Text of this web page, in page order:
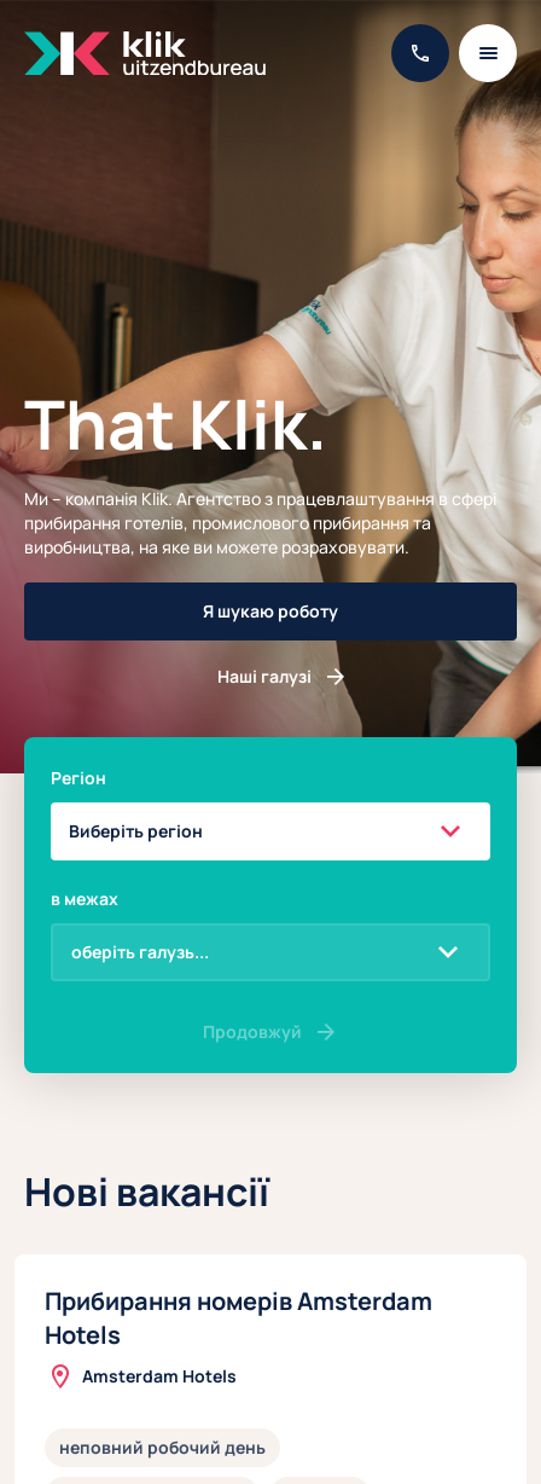
That Klik.
Ми – компанія Klik. Агентство з працевлаштування в сфері
прибирання готелів, промислового прибирання та
виробництва, на яке ви можете розраховувати.
Я шукаю роботу
Наші галузі
Регіон
в межах
Продовжуй
Нові вакансії
Прибирання номерів Amsterdam
Hotels
Amsterdam Hotels
неповний робочий день